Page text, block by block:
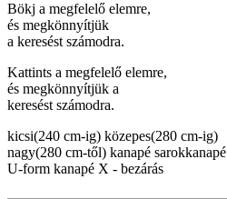
Bökj a megfelelő elemre,
és megkönnyítjük
a keresést számodra.
Kattints a megfelelő elemre,
és megkönnyítjük a
keresést számodra.
kicsi(240 cm-ig) közepes(280 cm-ig)
nagy(280 cm-től) kanapé sarokkanapé
U-form kanapé X - bezárás